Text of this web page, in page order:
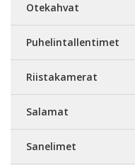
Otekahvat
Puhelintallentimet
Riistakamerat
Salamat
Sanelimet